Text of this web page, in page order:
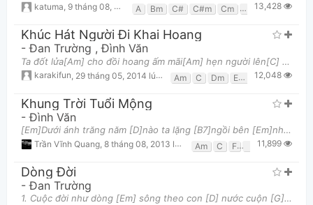
katuma 9 tháng 08, 2013 lúc 07:00am A Bm C# C#m Cm D E F#m
13,428
Khúc Hát Người Đi Khai Hoang
-Đan Trường ,Đình Văn
Ta đốt lửa[Am] cho đồi hoang ấm mãi[Am] hẹn người lên[C] tìm lại dấu chân xưa.[C] Thuở quân đi [Am]
karakifun 29 tháng 05, 2014 lúc 11:36pm Am C Dm Em G
12,048
Khung Trời Tuổi Mộng
-Đình Văn
[Em]Dưới ánh trăng năm [D]nào ta lặng [B7]ngồi bên [Em]nhau [Em]Nghe nước trôi qua [Am]cầu in hìn
Trần Vĩnh Quang 8 tháng 08, 2013 lúc 01:13pm Am C F 11,899
Dòng Đời
-Đan Trường
1. Cuộc đời như dòng [Em] sông theo con [D] nước cuộn [G] trôi Mà ai cũng thầm [Am] mong hạnh phúc